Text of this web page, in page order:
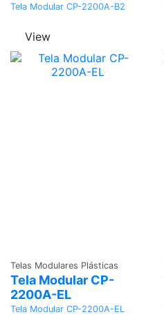
Tela Modular CP-2200A-B2
View
Telas Modulares Plásticas
Tela Modular CP-
2200A-EL
Tela Modular CP-2200A-EL